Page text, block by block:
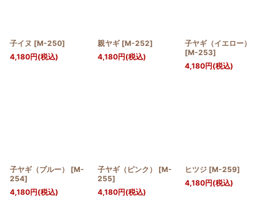
子イヌ [M-250]
4,180円(税込)
親ヤギ [M-252]
4,180円(税込)
子ヤギ（イエロー）
[M-253]
4,180円(税込)
子ヤギ（ブルー） [M-
254]
4,180円(税込)
子ヤギ（ピンク） [M-
255]
4,180円(税込)
ヒツジ [M-259]
4,180円(税込)